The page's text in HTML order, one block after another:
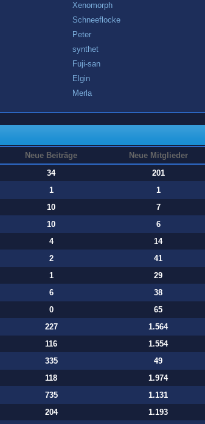
Xenomorph
Schneeflocke
Peter
synthet
Fuji-san
Elgin
Merla
Neue Beiträge
Neue Mitglieder
34
201
1
1
10
7
10
6
4
14
2
41
1
29
6
38
0
65
227
1.564
116
1.554
335
49
118
1.974
735
1.131
204 1.193